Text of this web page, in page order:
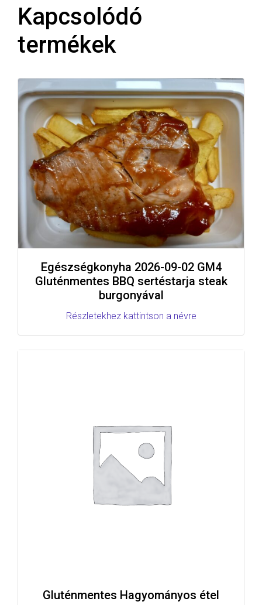
Kapcsolódó
termékek
Egészségkonyha 2026-09-02 GM4
Gluténmentes BBQ sertéstarja steak
burgonyával
Részletekhez kattintson a névre
Gluténmentes Hagyományos étel